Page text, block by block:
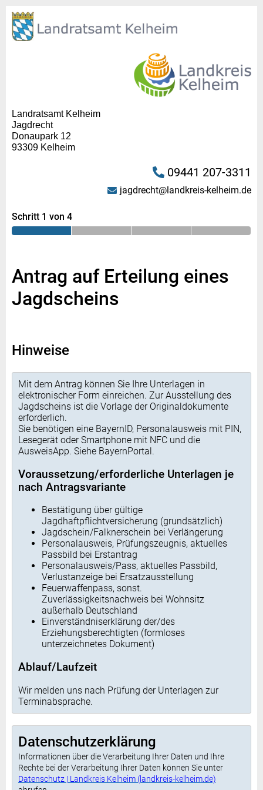
Landratsamt Kelheim
Jagdrecht
Donaupark 12
93309 Kelheim
09441 207-3311
jagdrecht@landkreis-kelheim.de
Schritt 1 von 4
Antrag auf Erteilung eines
Jagdscheins
Hinweise
Mit dem Antrag können Sie Ihre Unterlagen in
elektronischer Form einreichen. Zur Ausstellung des
Jagdscheins ist die Vorlage der Originaldokumente
erforderlich.
Sie benötigen eine BayernID, Personalausweis mit PIN,
Lesegerät oder Smartphone mit NFC und die
AusweisApp. Siehe BayernPortal.
Voraussetzung/erforderliche Unterlagen je
nach Antragsvariante
Bestätigung über gültige
Jagdhaftpflichtversicherung (grundsätzlich)
Jagdschein/Falknerschein bei Verlängerung
Personalausweis, Prüfungszeugnis, aktuelles
Passbild bei Erstantrag
Personalausweis/Pass, aktuelles Passbild,
Verlustanzeige bei Ersatzausstellung
Feuerwaffenpass, sonst.
Zuverlässigkeitsnachweis bei Wohnsitz
außerhalb Deutschland
Einverständniserklärung der/des
Erziehungsberechtigten (formloses
unterzeichnetes Dokument)
Ablauf/Laufzeit
Wir melden uns nach Prüfung der Unterlagen zur
Terminabsprache.
Datenschutzerklärung
Informationen über die Verarbeitung Ihrer Daten und Ihre
Rechte bei der Verarbeitung Ihrer Daten können Sie unter
Datenschutz | Landkreis Kelheim (landkreis-kelheim.de)